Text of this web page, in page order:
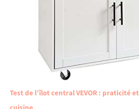
Test de l’îlot central VEVOR : praticité